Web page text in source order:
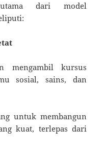
dari model
mengambil kursus
sosial, sains, dan
untuk membangun
kuat, terlepas dari